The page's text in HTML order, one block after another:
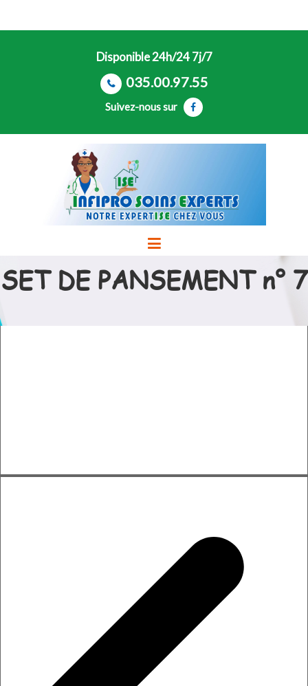
Disponible 24h/24 7j/7
035.00.97.55
Suivez-nous sur
SET DE PANSEMENT n° 7